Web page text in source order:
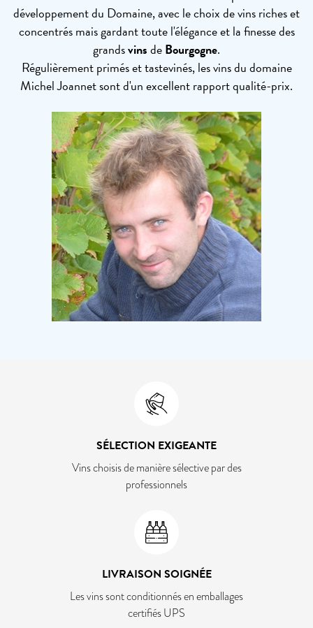
développement du Domaine, avec le choix de vins riches et
concentrés mais gardant toute l'élégance et la finesse des
grandsvinsdeBourgogne.
Régulièrement primés et tastevinés, les vins du domaine
Michel Joannet sont d'un excellent rapport qualité-prix.
SÉLECTION EXIGEANTE
Vins choisis de manière sélective par des
professionnels
LIVRAISON SOIGNÉE
Les vins sont conditionnés en emballages
certifiés UPS